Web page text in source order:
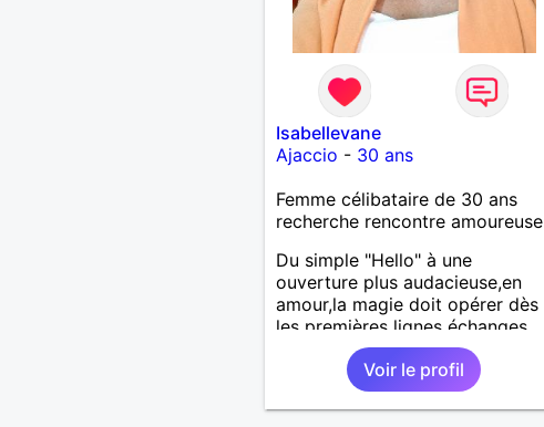
Isabellevane
Ajaccio - 30 ans
Femme célibataire de 30 ans
recherche rencontre amoureuse
Du simple "Hello" à une
ouverture plus audacieuse,en
amour,la magie doit opérer dès
les premières lignes échanges
Voir le profil